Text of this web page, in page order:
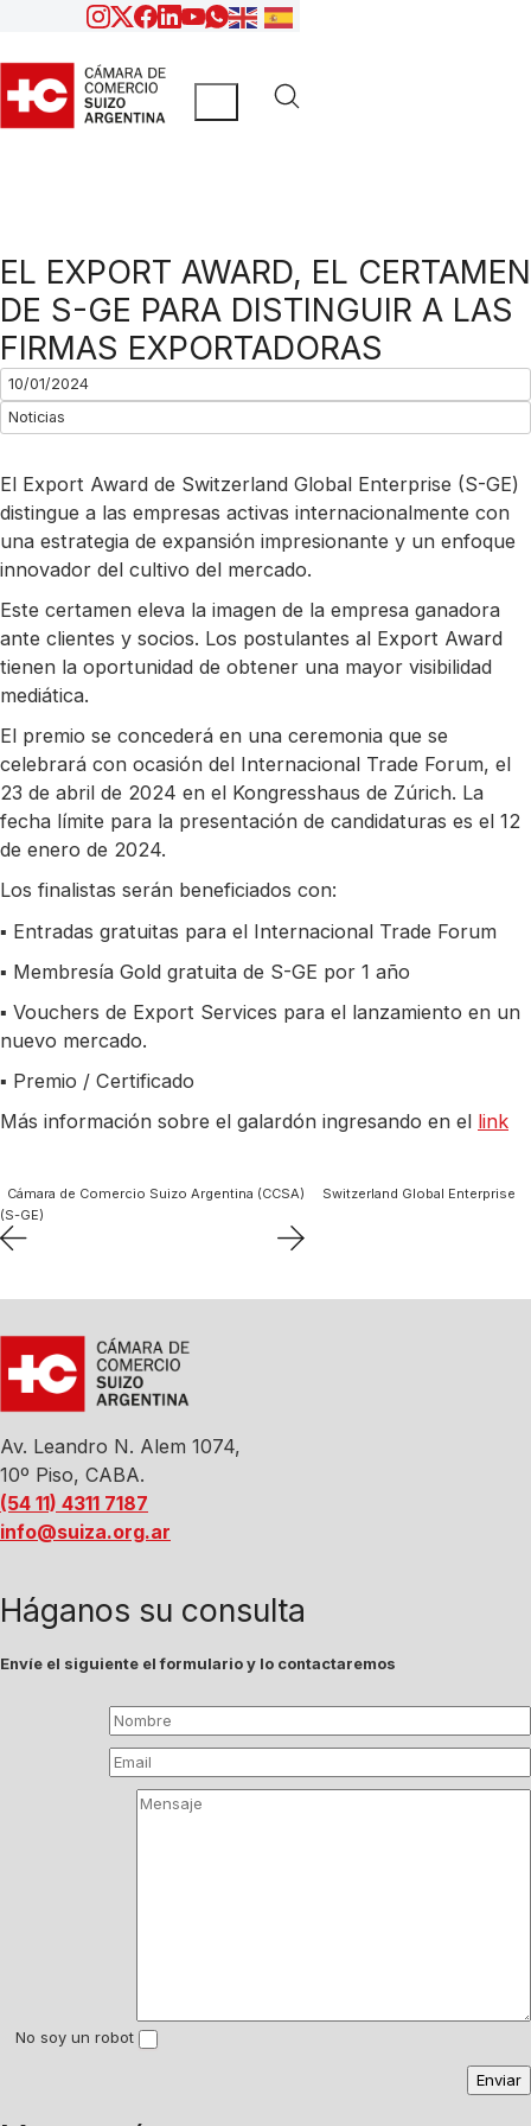
EL EXPORT AWARD, EL CERTAMEN
DE S-GE PARA DISTINGUIR A LAS
FIRMAS EXPORTADORAS
10/01/2024
Noticias
El Export Award de Switzerland Global Enterprise (S-GE)
distingue a las empresas activas internacionalmente con
una estrategia de expansión impresionante y un enfoque
innovador del cultivo del mercado.
Este certamen eleva la imagen de la empresa ganadora
ante clientes y socios. Los postulantes al Export Award
tienen la oportunidad de obtener una mayor visibilidad
mediática.
El premio se concederá en una ceremonia que se
celebrará con ocasión del Internacional Trade Forum, el
23 de abril de 2024 en el Kongresshaus de Zúrich. La
fecha límite para la presentación de candidaturas es el 12
de enero de 2024.
Los finalistas serán beneficiados con:
▪ Entradas gratuitas para el Internacional Trade Forum
▪ Membresía Gold gratuita de S-GE por 1 año
▪ Vouchers de Export Services para el lanzamiento en un
nuevo mercado.
▪ Premio / Certificado
Más información sobre el galardón ingresando en el link
Cámara de Comercio Suizo Argentina (CCSA)
Switzerland Global Enterprise
(S-GE)
Av. Leandro N. Alem 1074,
10º Piso, CABA.
(54 11) 4311 7187
info@suiza.org.ar
Háganos su consulta
Envíe el siguiente el formulario y lo contactaremos
No soy un robot